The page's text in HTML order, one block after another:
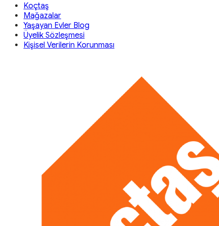
Koçtaş
Mağazalar
Yaşayan Evler Blog
Üyelik Sözleşmesi
Kişisel Verilerin Korunması